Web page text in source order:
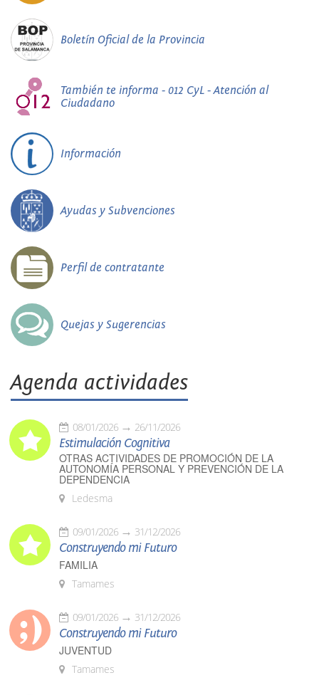
Boletín Oficial de la Provincia
También te informa - 012 CyL - Atención al
Ciudadano
Información
Ayudas y Subvenciones
Perfil de contratante
Quejas y Sugerencias
Agenda actividades
08/01/2026 26/11/2026
Estimulación Cognitiva
OTRAS ACTIVIDADES DE PROMOCIÓN DE LA
AUTONOMÍA PERSONAL Y PREVENCIÓN DE LA
DEPENDENCIA
Ledesma
09/01/2026 31/12/2026
Construyendo mi Futuro
FAMILIA
Tamames
09/01/2026 31/12/2026
Construyendo mi Futuro
JUVENTUD
Tamames